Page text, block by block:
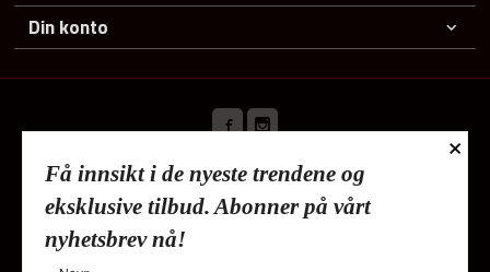
Din konto
Frakt Kjøpsbetingelser
Sikkerhet og personvern
Nyhetsbrev
Lykkehjem As Deliveien 19 1540 Vestby Tlf.
×
Få innsikt i de nyeste trendene og
eksklusive tilbud. Abonner på vårt
nyhetsbrev nå!